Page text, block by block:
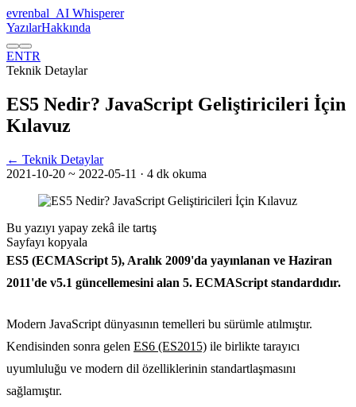
evrenbal AI Whisperer
YazılarHakkında
ENTR
Teknik Detaylar
ES5 Nedir? JavaScript Geliştiricileri İçin
Kılavuz
← Teknik Detaylar
2021-10-20 ~ 2022-05-11 · 4 dk okuma
Bu yazıyı yapay zekâ ile tartış
Sayfayı kopyala
ES5 (ECMAScript 5), Aralık 2009'da yayınlanan ve Haziran
2011'de v5.1 güncellemesini alan 5. ECMAScript standardıdır.
Modern JavaScript dünyasının temelleri bu sürümle atılmıştır.
Kendisinden sonra gelen ES6 (ES2015) ile birlikte tarayıcı
uyumluluğu ve modern dil özelliklerinin standartlaşmasını
sağlamıştır.